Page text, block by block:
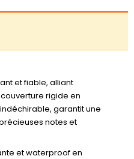
et fiable, alliant
rigide en
garantit une
notes et
etwaterproofen